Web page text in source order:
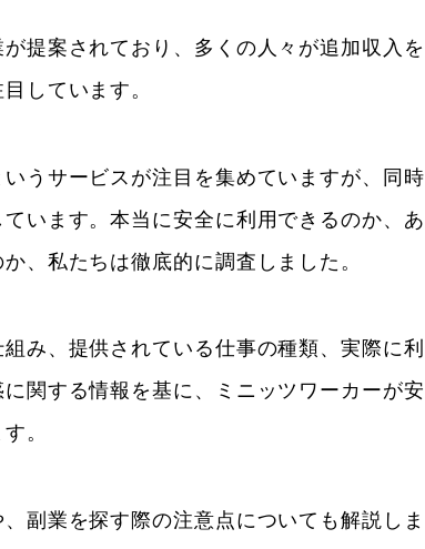
提案されており、多くの人々が追加収入を
しています。
うサービスが注目を集めていますが、同時
います。本当に安全に利用できるのか、あ
、私たちは徹底的に調査しました。
み、提供されている仕事の種類、実際に利
関する情報を基に、ミニッツワーカーが安
。
副業を探す際の注意点についても解説しま